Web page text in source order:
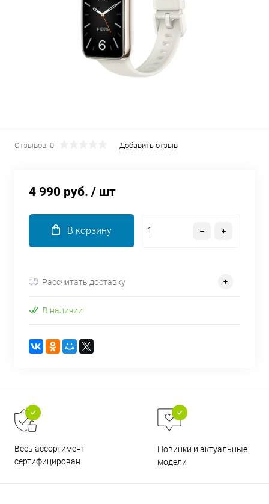
Отзывов: 0 Добавить отзыв
4 990 руб. / шт
В корзину
Рассчитать доставку
В наличии
Весь ассортимент
сертифицирован
Новинки и актуальные
модели
Получайте товар
выбранный способом
об оплате Плайтом
раз в 2
недели
Остались вопросы?
plait.ru